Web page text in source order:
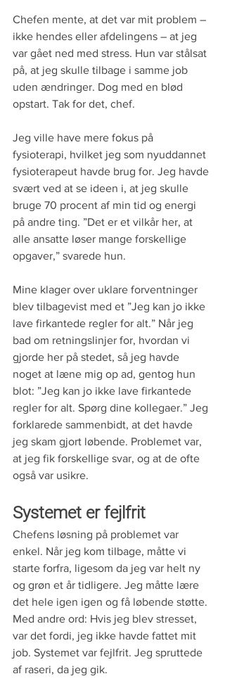
Chefen mente, at det var mit problem –
ikke hendes eller afdelingens – at jeg
var gået ned med stress. Hun var stålsat
på, at jeg skulle tilbage i samme job
uden ændringer. Dog med en blød
opstart. Tak for det, chef.
Jeg ville have mere fokus på
fysioterapi, hvilket jeg som nyuddannet
fysioterapeut havde brug for. Jeg havde
svært ved at se ideen i, at jeg skulle
bruge 70 procent af min tid og energi
på andre ting. ”Det er et vilkår her, at
alle ansatte løser mange forskellige
opgaver,” svarede hun.
Mine klager over uklare forventninger
blev tilbagevist med et ”Jeg kan jo ikke
lave firkantede regler for alt.” Når jeg
bad om retningslinjer for, hvordan vi
gjorde her på stedet, så jeg havde
noget at læne mig op ad, gentog hun
blot: ”Jeg kan jo ikke lave firkantede
regler for alt. Spørg dine kollegaer.” Jeg
forklarede sammenbidt, at det havde
jeg skam gjort løbende. Problemet var,
at jeg fik forskellige svar, og at de ofte
også var usikre.
Systemet er fejlfrit
Chefens løsning på problemet var
enkel. Når jeg kom tilbage, måtte vi
starte forfra, ligesom da jeg var helt ny
og grøn et år tidligere. Jeg måtte lære
det hele igen igen og få løbende støtte.
Med andre ord: Hvis jeg blev stresset,
var det fordi, jeg ikke havde fattet mit
job. Systemet var fejlfrit. Jeg spruttede
af raseri, da jeg gik.